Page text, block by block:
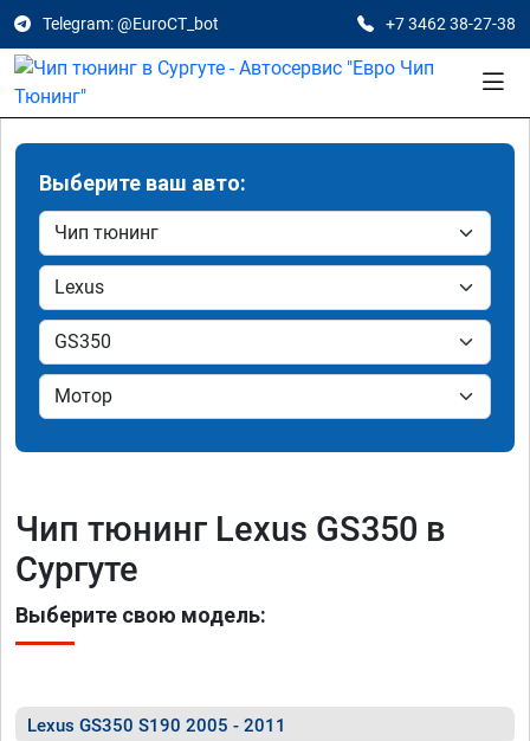
Telegram: @EuroCT_bot +7 3462 38-27-38
Выберите ваш авто:
Чип тюнинг Lexus GS350 в
Сургуте
Выберите свою модель:
Lexus GS350 S190 2005 - 2011